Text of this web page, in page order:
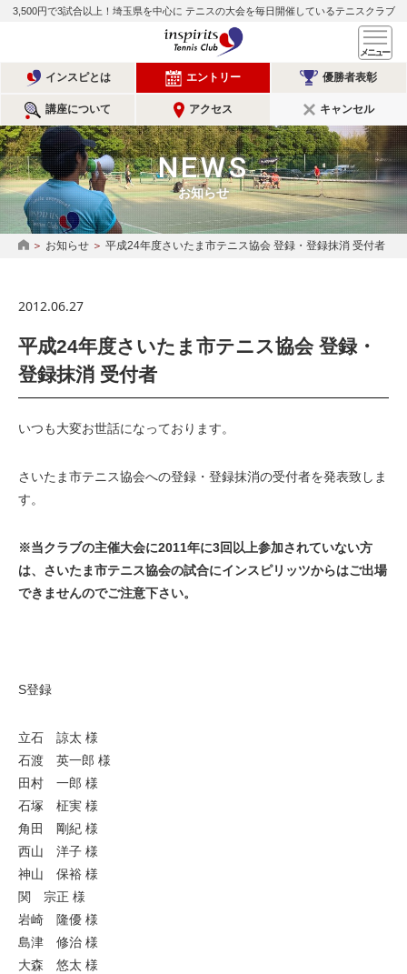
3,500円で3試合以上！埼玉県を中心に テニスの大会を毎日開催しているテニスクラブ
インスピリッツテニスクラ
インスピとは エントリー 優勝者表彰
講座について アクセス キャンセル
NEWS
お知らせ
HOMEお知らせ 平成24年度さいたま市テニス協会 登録・登録抹消 受付者
2012.06.27
平成24年度さいたま市テニス協会 登録・
登録抹消 受付者
いつも大変お世話になっております。
さいたま市テニス協会への登録・登録抹消の受付者を発表致しま
す。
※当クラブの主催大会に2011年に3回以上参加されていない方
は、さいたま市テニス協会の試合にインスピリッツからはご出場
できませんのでご注意下さい。
S登録
立石 諒太 様
石渡 英一郎 様
田村 一郎 様
石塚 柾実 様
角田 剛紀 様
西山 洋子 様
神山 保裕 様
関 宗正 様
岩崎 隆優 様
島津 修治 様
大森 悠太 様